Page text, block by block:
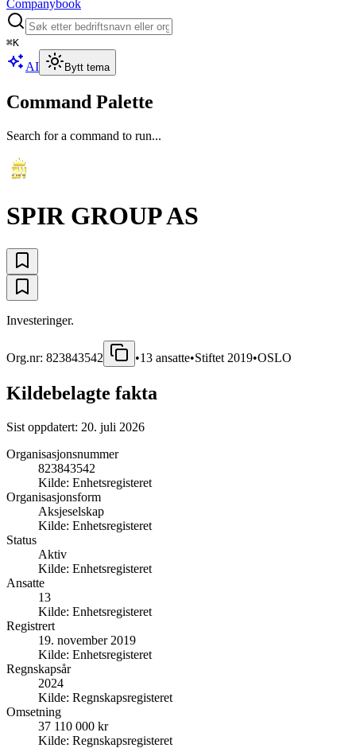
Companybook
⌘K
AI Bytt tema
Command Palette
Search for a command to run...
SPIR GROUP AS
Investeringer.
Org.nr: 823843542 •13 ansatte•Stiftet 2019•OSLO
Kildebelagte fakta
Sist oppdatert: 20. juli 2026
Organisasjonsnummer
823843542
Kilde: Enhetsregisteret
Organisasjonsform
Aksjeselskap
Kilde: Enhetsregisteret
Status
Aktiv
Kilde: Enhetsregisteret
Ansatte
13
Kilde: Enhetsregisteret
Registrert
19. november 2019
Kilde: Enhetsregisteret
Regnskapsår
2024
Kilde: Regnskapsregisteret
Omsetning
37 110 000 kr
Kilde: Regnskapsregisteret